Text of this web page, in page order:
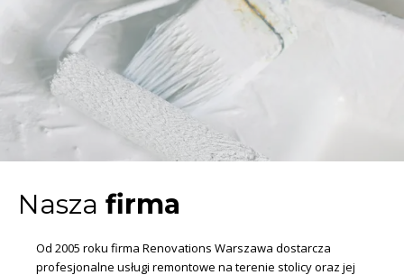
Nasza firma
Od 2005 roku firma Renovations Warszawa dostarcza
profesjonalne usługi remontowe na terenie stolicy oraz jej